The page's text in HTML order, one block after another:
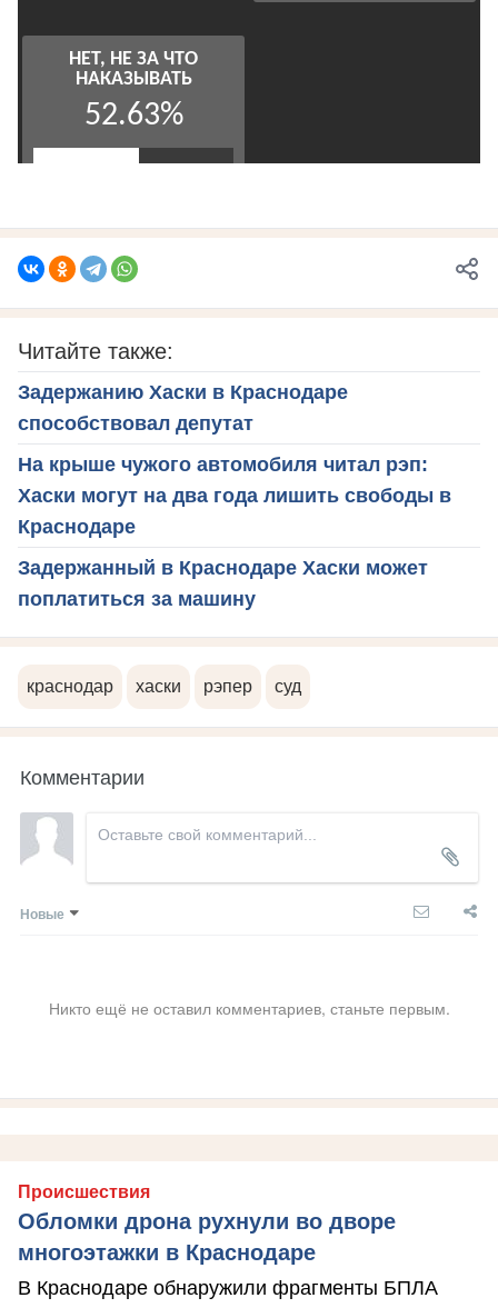
Читайте также:
Задержанию Хаски в Краснодаре
способствовал депутат
На крыше чужого автомобиля читал рэп:
Хаски могут на два года лишить свободы в
Краснодаре
Задержанный в Краснодаре Хаски может
поплатиться за машину
краснодар хаски рэпер суд
Комментарии
Новые
Никто ещё не оставил комментариев, станьте первым.
Происшествия
Обломки дрона рухнули во дворе
многоэтажки в Краснодаре
В Краснодаре обнаружили фрагменты БПЛА